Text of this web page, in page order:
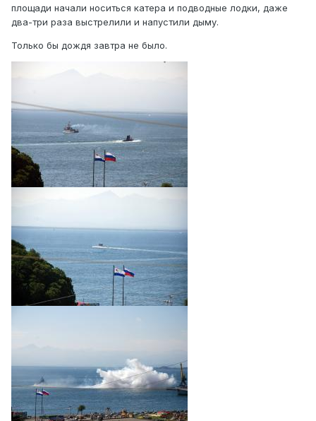
площади начали носиться катера и подводные лодки, даже
два-три раза выстрелили и напустили дыму.
Только бы дождя завтра не было.